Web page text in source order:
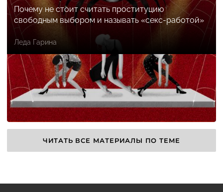
Почему не стоит считать проституцию
свободным выбором и называть «секс-работой»
Леда Гарина
ЧИТАТЬ ВСЕ МАТЕРИАЛЫ ПО ТЕМЕ